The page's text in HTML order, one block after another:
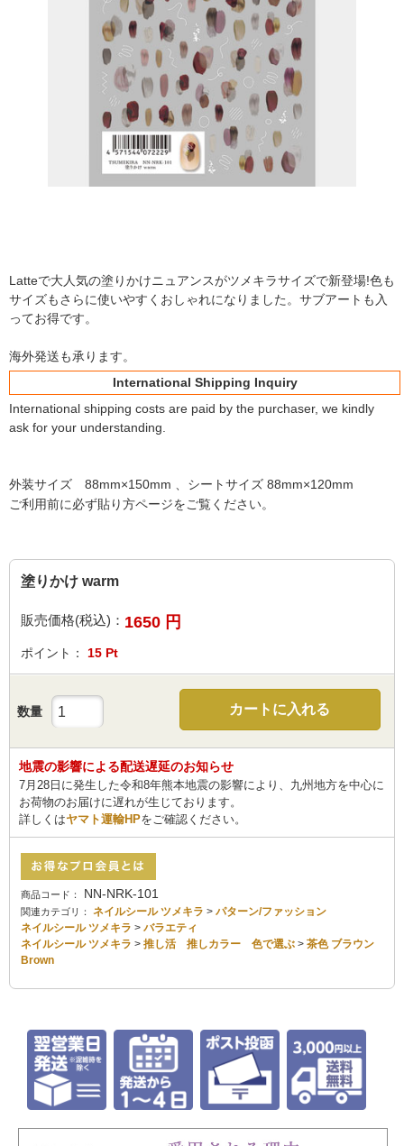
Latteで大人気の塗りかけニュアンスがツメキラサイズで新登場!色も
サイズもさらに使いやすくおしゃれになりました。サブアートも入
ってお得です。
海外発送も承ります。
International Shipping Inquiry
International shipping costs are paid by the purchaser, we kindly
ask for your understanding.
外装サイズ 88mm×150mm 、シートサイズ 88mm×120mm
ご利用前に必ず貼り方ページをご覧ください。
塗りかけ warm
販売価格(税込)： 1650 円
ポイント： 15 Pt
数量 カートに入れる
地震の影響による配送遅延のお知らせ
7月28日に発生した令和8年熊本地震の影響により、九州地方を中心に
お荷物のお届けに遅れが生じております。
詳しくはヤマト運輸HPをご確認ください。
商品コード： NN-NRK-101
関連カテゴリ： ネイルシール ツメキラ > パターン/ファッション
ネイルシール ツメキラ > バラエティ
ネイルシール ツメキラ > 推し活 推しカラー 色で選ぶ > 茶色 ブラウン
Brown